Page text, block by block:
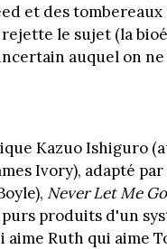
et des
le sujet (la
auquel on
Kazuo Ishiguro
Ivory), adapté
Never Let Me Go
produits d'un
aime Ruth qui aime